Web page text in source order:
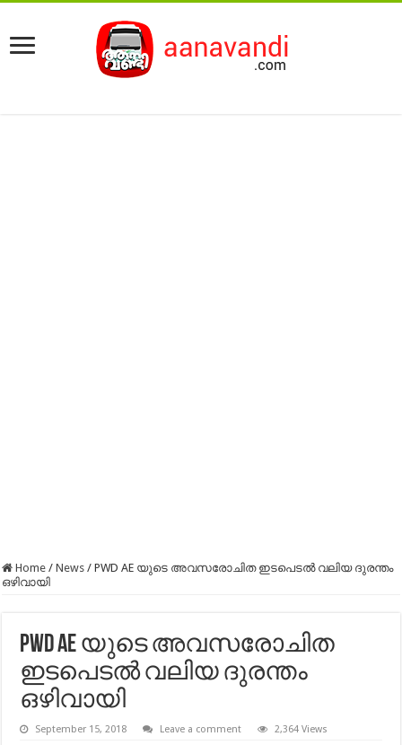
Home / News / PWD AE യുടെ അവസരോചിത ഇടപെടല്‍ വലിയ ദുരന്തം
ഒഴിവായി
PWD AE യുടെ അവസരോചിത
ഇടപെടല്‍ വലിയ ദുരന്തം
ഒഴിവായി
September 15, 2018 Leave a comment 2,364 Views